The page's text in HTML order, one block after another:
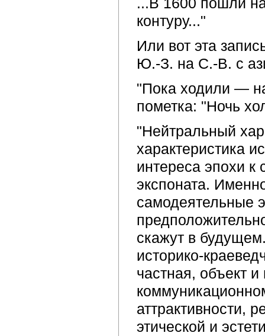
контуру..."
Или вот эта
Ю.-З. на С.-В. с
"Пока ходили —
пометка: "Ночь
"Нейтральный
характеристика
интереса эпохи к
экспоната.
самодеятельные
скажут в
историко-
частная, объект
аттрактивности,
этической и